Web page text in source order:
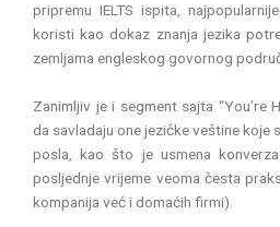
pripremu IELTS ispita,
koristi kao dokaz znanja jezika
zemljama engleskog govornog
Zanimljiv je i segment sajta “You’re
da savladaju one jezičke veštine koje
posla, kao što je usmena
posljednje vrijeme veoma česta
kompanija već i domaćih firmi).